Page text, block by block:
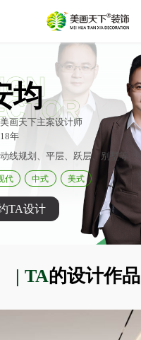
均
画天下主案设计师
年
线规划、平层、跃层、别墅等
代 中式 美式
TA设计
| TA的设计作品